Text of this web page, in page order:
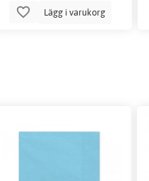
Lägg i varukorg